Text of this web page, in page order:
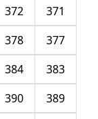
371
372
377
378
383
384
389
390